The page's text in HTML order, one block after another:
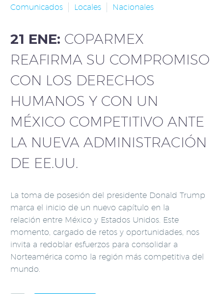
Comunicados
Locales Nacionales
21 ENE: COPARMEX
REAFIRMA SU COMPROMISO
CON LOS DERECHOS
HUMANOS Y CON UN
MÉXICO COMPETITIVO ANTE
LA NUEVA ADMINISTRACIÓN
DE EE.UU.
La toma de posesión del presidente Donald Trump
marca el inicio de un nuevo capítulo en la
relación entre México y Estados Unidos. Este
momento, cargado de retos y oportunidades, nos
invita a redoblar esfuerzos para consolidar a
Norteamérica como la región más competitiva del
mundo.